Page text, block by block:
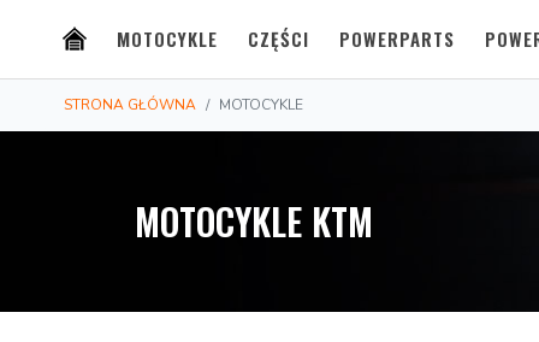
MOTOCYKLE CZĘŚCI POWERPARTS
STRONA GŁÓWNA MOTOCYKLE
MOTOCYKLE KTM